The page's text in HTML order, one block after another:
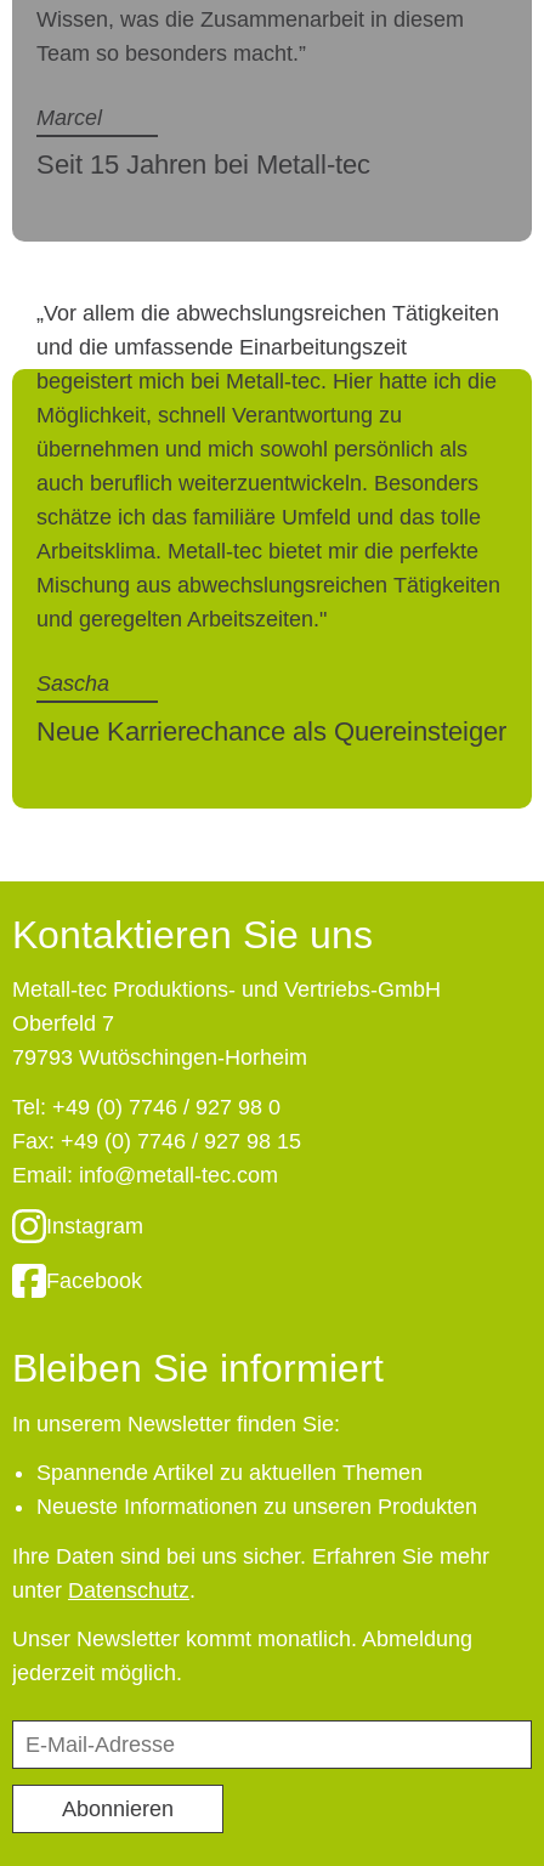
Seit 15 Jahren bei Metall-tec
Wissen, was die Zusammenarbeit in diesem
Team so besonders macht.”
Marcel
Neue Karrierechance als Quereinsteiger
„Vor allem die abwechslungsreichen Tätigkeiten
und die umfassende Einarbeitungszeit
begeistert mich bei Metall-tec. Hier hatte ich die
Möglichkeit, schnell Verantwortung zu
übernehmen und mich sowohl persönlich als
auch beruflich weiterzuentwickeln. Besonders
schätze ich das familiäre Umfeld und das tolle
Arbeitsklima. Metall-tec bietet mir die perfekte
Mischung aus abwechslungsreichen Tätigkeiten
und geregelten Arbeitszeiten."
Sascha
Kontaktieren Sie uns
Metall-tec Produktions- und Vertriebs-GmbH
Oberfeld 7
79793 Wutöschingen-Horheim
Tel: +49 (0) 7746 / 927 98 0
Fax: +49 (0) 7746 / 927 98 15
Email: info@metall-tec.com
Instagram
Facebook
Bleiben Sie informiert
In unserem Newsletter finden Sie:
Spannende Artikel zu aktuellen Themen
Neueste Informationen zu unseren Produkten
Ihre Daten sind bei uns sicher. Erfahren Sie mehr
unter Datenschutz.
Unser Newsletter kommt monatlich. Abmeldung
jederzeit möglich.
E-
Mail-
AdresseAbonnieren